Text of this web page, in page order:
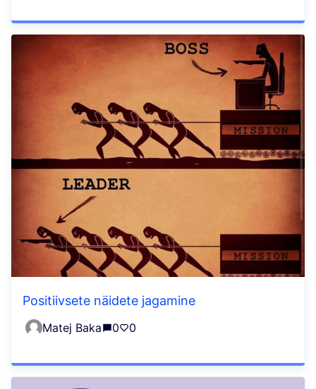
Positiivsete näidete jagamine
Matej Baka 0 0